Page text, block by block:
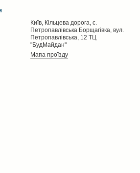
Київ, Кільцева дорога, с.
Петропавлівська Борщагівка, вул.
Петропавлівська, 12 ТЦ
"БудМайдан"
Мапа проїзду